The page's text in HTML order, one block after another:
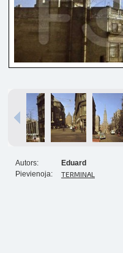
Autors:
Eduard
Pievienoja:
TERMINAL